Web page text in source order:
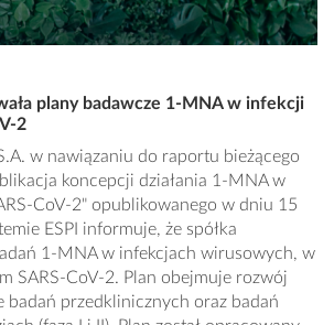
plany badawcze 1-MNA w infekcji
2
w nawiązaniu do raportu bieżącego
koncepcji działania 1-MNA w
CoV-2" opublikowanego w dniu 15
ESPI informuje, że spółka
1-MNA w infekcjach wirusowych, w
SARS-CoV-2. Plan obejmuje rozwój
badań przedklinicznych oraz badań